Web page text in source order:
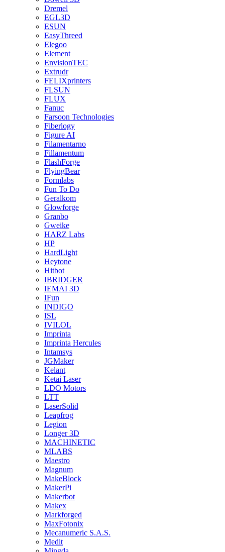
Dremel
EGL3D
ESUN
EasyThreed
Elegoo
Element
EnvisionTEC
Extrudr
FELIXprinters
FLSUN
FLUX
Fanuc
Farsoon Technologies
Fiberlogy
Figure AI
Filamentarno
Fillamentum
FlashForge
FlyingBear
Formlabs
Fun To Do
Geralkom
Glowforge
Granbo
Gweike
HARZ Labs
HP
HardLight
Heytone
Hitbot
IBRIDGER
IEMAI 3D
IFun
INDIGO
ISL
IVILOL
Imprinta
Imprinta Hercules
Intamsys
JGMaker
Kelant
Ketai Laser
LDO Motors
LTT
LaserSolid
Leapfrog
Legion
Longer 3D
MACHINETIC
MLABS
Maestro
Magnum
MakeBlock
MakerPi
Makerbot
Makex
Markforged
MaxFotonix
Mecanumeric S.A.S.
Medit